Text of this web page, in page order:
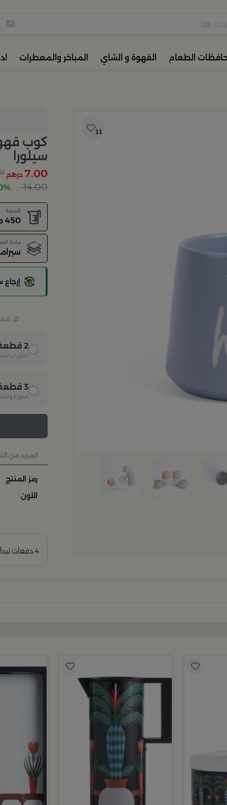
القهوة والشاي، أدوات
الطعام القهوة و الشاي المباخر والمعطرات
11
سيلورا
7.00درهم
14.00
50%
السعة
450 مل
مادة
كل
2
اشتري 2 و
3
اشتري 3 و
المزيد من
رمز المنتج
اللون
4 دفعات تبدأ من